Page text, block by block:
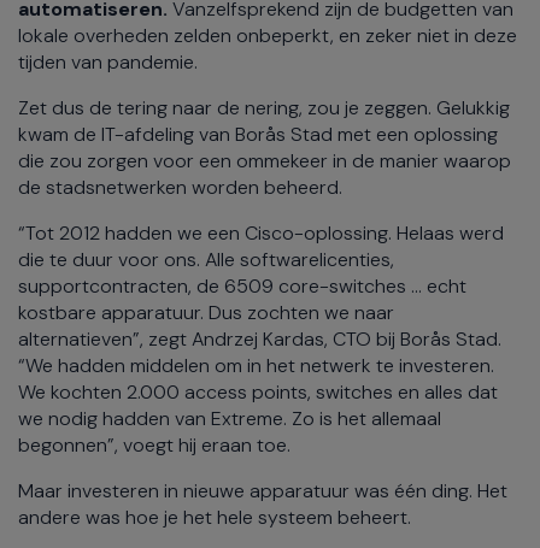
automatiseren. Vanzelfsprekend zijn de budgetten van
lokale overheden zelden onbeperkt, en zeker niet in deze
tijden van pandemie.
Zet dus de tering naar de nering, zou je zeggen. Gelukkig
kwam de IT-afdeling van Borås Stad met een oplossing
die zou zorgen voor een ommekeer in de manier waarop
de stadsnetwerken worden beheerd.
“Tot 2012 hadden we een Cisco-oplossing. Helaas werd
die te duur voor ons. Alle softwarelicenties,
supportcontracten, de 6509 core-switches ... echt
kostbare apparatuur. Dus zochten we naar
alternatieven”, zegt Andrzej Kardas, CTO bij Borås Stad.
“We hadden middelen om in het netwerk te investeren.
We kochten 2.000 access points, switches en alles dat
we nodig hadden van Extreme. Zo is het allemaal
begonnen”, voegt hij eraan toe.
Maar investeren in nieuwe apparatuur was één ding. Het
andere was hoe je het hele systeem beheert.